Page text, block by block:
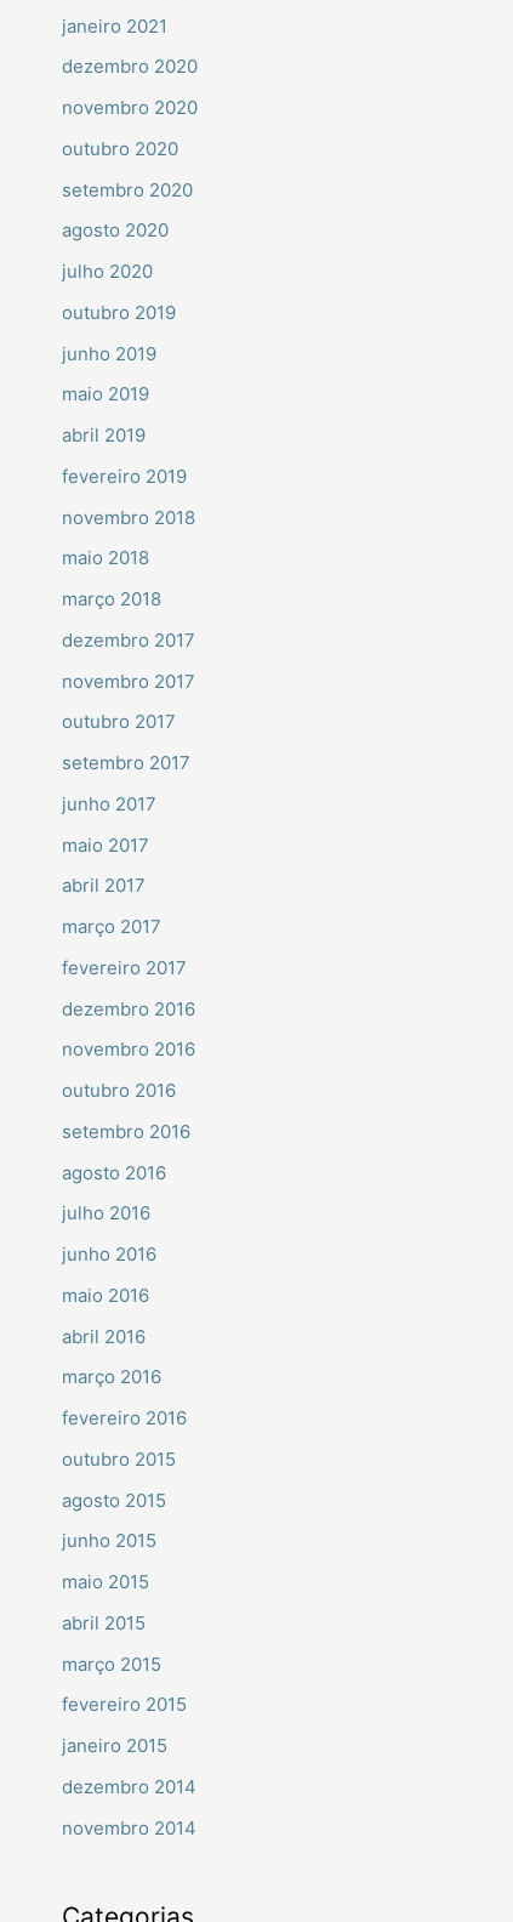
janeiro 2021
dezembro 2020
novembro 2020
outubro 2020
setembro 2020
agosto 2020
julho 2020
outubro 2019
junho 2019
maio 2019
abril 2019
fevereiro 2019
novembro 2018
maio 2018
março 2018
dezembro 2017
novembro 2017
outubro 2017
setembro 2017
junho 2017
maio 2017
abril 2017
março 2017
fevereiro 2017
dezembro 2016
novembro 2016
outubro 2016
setembro 2016
agosto 2016
julho 2016
junho 2016
maio 2016
abril 2016
março 2016
fevereiro 2016
outubro 2015
agosto 2015
junho 2015
maio 2015
abril 2015
março 2015
fevereiro 2015
janeiro 2015
dezembro 2014
novembro 2014